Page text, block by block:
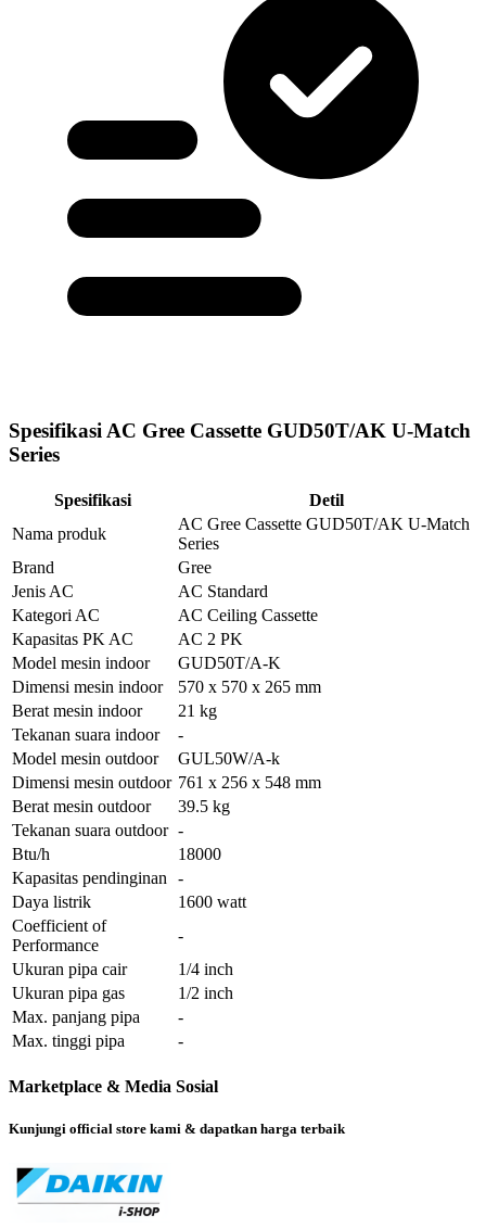
Spesifikasi AC Gree Cassette GUD50T/AK U-Match
Series
Spesifikasi
Detil
Nama produk
AC Gree Cassette GUD50T/AK U-Match
Series
Brand
Gree
Jenis AC
AC Standard
Kategori AC
AC Ceiling Cassette
Kapasitas PK AC
AC 2 PK
Model mesin indoor
GUD50T/A-K
Dimensi mesin indoor
570 x 570 x 265 mm
Berat mesin indoor
21 kg
Tekanan suara indoor
-
Model mesin outdoor
GUL50W/A-k
Dimensi mesin outdoor 761 x 256 x 548 mm
Berat mesin outdoor
39.5 kg
Tekanan suara outdoor -
Btu/h
18000
Kapasitas pendinginan
-
Daya listrik
1600 watt
Coefficient of
Performance
-
Ukuran pipa cair
1/4 inch
Ukuran pipa gas
1/2 inch
Max. panjang pipa
-
Max. tinggi pipa
-
Marketplace & Media Sosial
Kunjungi official store kami & dapatkan harga terbaik